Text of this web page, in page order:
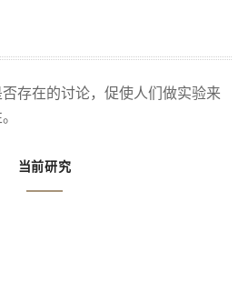
存在的讨论，促使人们做实验来
当前研究